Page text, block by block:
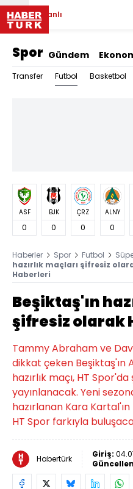
Canlı
Spor Gündem
Transfer Futbol Basketbol
ASF
0
BJK
0
ÇRZ
0
ALNY
0
Haberler Spor Futbol
hazırlık maçları şifresiz
Haberleri
Beşiktaş'ın
şifresiz olarak
Tammy Abraham ve
dikkat çeken Beşiktaş'ın
hazırlık maçı, HT
yayınlanacak. Yeni
hazırlanan Kara
HT Spor farkıyla
Habertürk Giriş: